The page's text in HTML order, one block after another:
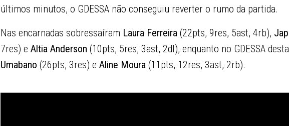
últimos minutos, o GDESSA não conseguiu reverter o rumo da partida.
Nas encarnadas sobressaíram Laura Ferreira (22pts, 9res, 5ast, 4rb),
7res) e Altia Anderson (10pts, 5res, 3ast, 2dl), enquanto no GDESSA
Umabano (26pts, 3res) e Aline Moura (11pts, 12res, 3ast, 2rb).